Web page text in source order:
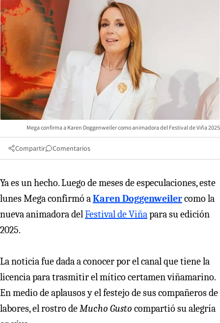
Mega confirma a Karen Doggenweiler como animadora del Festival de Viña 2025
Compartir Comentarios
Ya es un hecho. Luego de meses de especulaciones, este
lunes Mega confirmó aKaren Doggenweilercomo la
nueva animadora delFestival de Viñapara su edición
2025.
La noticia fue dada a conocer por el canal que tiene la
licencia para trasmitir el mítico certamen viñamarino.
En medio de aplausos y el festejo de sus compañeros de
labores, el rostro deMucho Gusto compartió su alegría